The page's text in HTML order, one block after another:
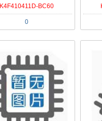
K4F410411D-BC60
0